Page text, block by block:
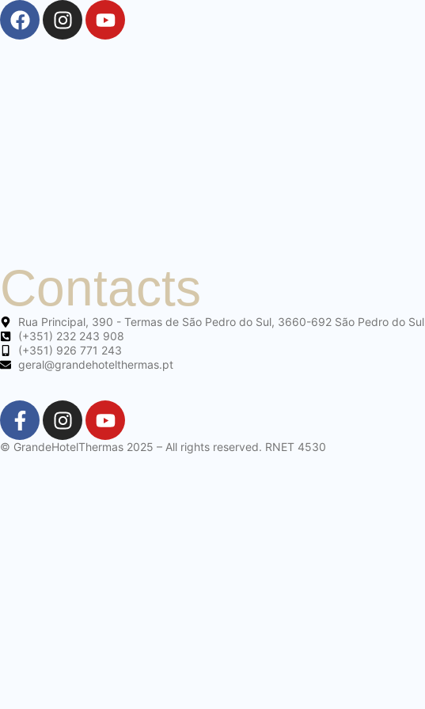
Contacts
Rua Principal, 390 - Termas de São Pedro do Sul, 3660-692 São Pedro do Sul
(+351) 232 243 908
(+351) 926 771 243
geral@grandehotelthermas.pt
© GrandeHotelThermas 2025 – All rights reserved. RNET 4530